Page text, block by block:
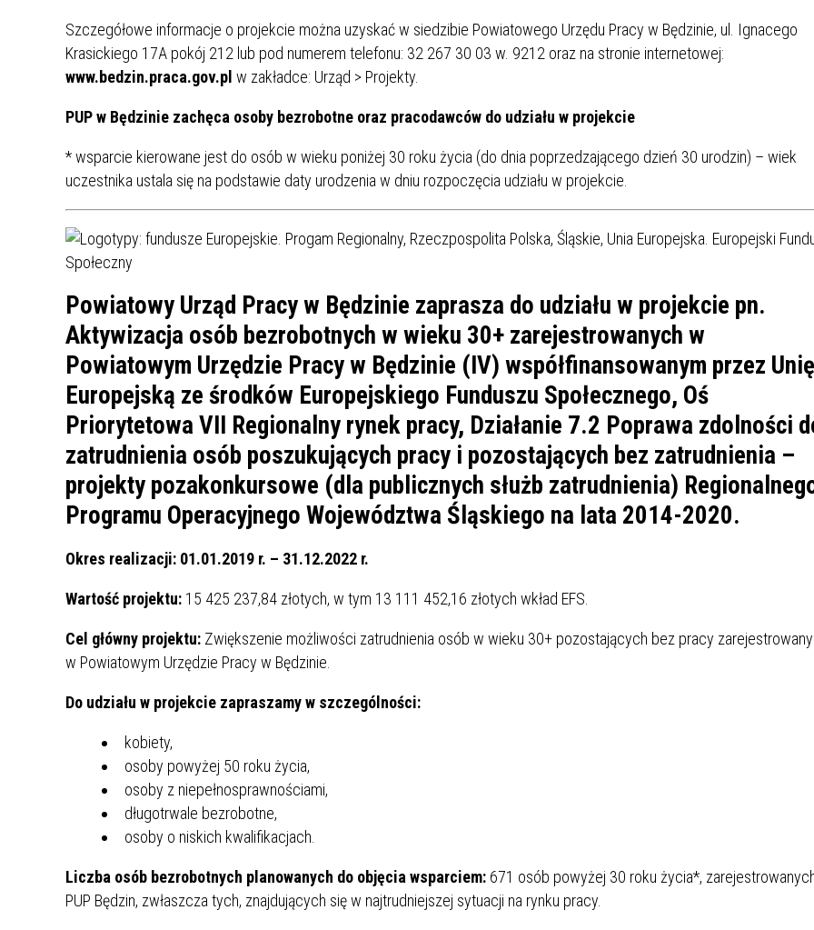
Szczegółowe informacje o projekcie można uzyskać w siedzibie Powiatowego Urzędu Pracy w Będzinie, ul. Ignacego
Krasickiego 17A pokój 212 lub pod numerem telefonu: 32 267 30 03 w. 9212 oraz na stronie internetowej:
www.bedzin.praca.gov.pl w zakładce: Urząd > Projekty.
PUP w Będzinie zachęca osoby bezrobotne oraz pracodawców do udziału w projekcie
* wsparcie kierowane jest do osób w wieku poniżej 30 roku życia (do dnia poprzedzającego dzień 30 urodzin) – wiek
uczestnika ustala się na podstawie daty urodzenia w dniu rozpoczęcia udziału w projekcie.
Powiatowy Urząd Pracy w Będzinie zaprasza do udziału w projekcie pn.
Aktywizacja osób bezrobotnych w wieku 30+ zarejestrowanych w
Powiatowym Urzędzie Pracy w Będzinie (IV) współfinansowanym przez Unię
Europejską ze środków Europejskiego Funduszu Społecznego, Oś
Priorytetowa VII Regionalny rynek pracy, Działanie 7.2 Poprawa zdolności
zatrudnienia osób poszukujących pracy i pozostających bez zatrudnienia –
projekty pozakonkursowe (dla publicznych służb zatrudnienia)
Programu Operacyjnego Województwa Śląskiego na lata 2014-2020.
Okres realizacji: 01.01.2019 r. – 31.12.2022 r.
Wartość projektu: 15 425 237,84 złotych, w tym 13 111 452,16 złotych wkład EFS.
Cel główny projektu: Zwiększenie możliwości zatrudnienia osób w wieku 30+ pozostających bez pracy
w Powiatowym Urzędzie Pracy w Będzinie.
Do udziału w projekcie zapraszamy w szczególności:
kobiety,
osoby powyżej 50 roku życia,
osoby z niepełnosprawnościami,
długotrwale bezrobotne,
osoby o niskich kwalifikacjach.
Liczba osób bezrobotnych planowanych do objęcia wsparciem: 671 osób powyżej 30 roku życia*,
PUP Będzin, zwłaszcza tych, znajdujących się w najtrudniejszej sytuacji na rynku pracy.